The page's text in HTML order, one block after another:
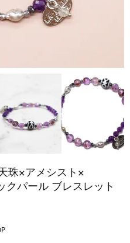
天珠×アメシスト×
クパール ブレスレット